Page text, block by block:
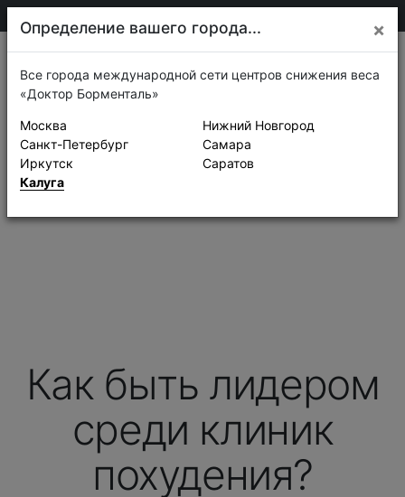
О компании
Как быть лидером
среди клиник
похудения?
Определение вашего города... ×
Все города международной сети центров снижения веса
«Доктор Борменталь»
Москва
Санкт-Петербург
Иркутск
Калуга
Нижний Новгород
Самара
Саратов